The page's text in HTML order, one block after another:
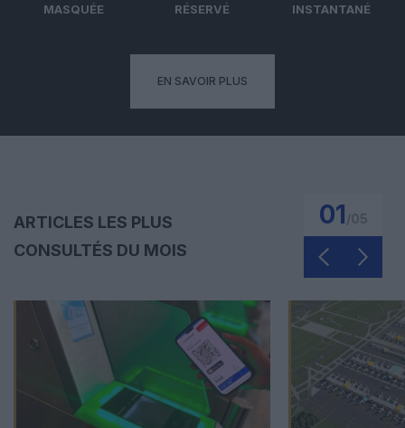
MASQUÉE
RÉSERVÉ
INSTANTANÉ
EN SAVOIR PLUS
ARTICLES LES PLUS
CONSULTÉS DU MOIS
01